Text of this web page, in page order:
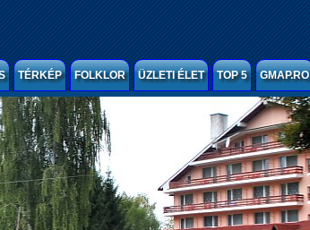
TÉRKÉP FOLKLOR ÜZLETI ÉLET TOP 5 GMAP.RO